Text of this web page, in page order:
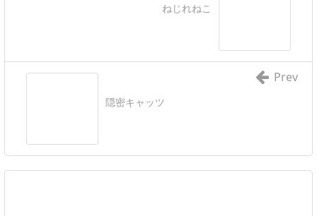
ねじれねこ
隠密キャッツ
Prev